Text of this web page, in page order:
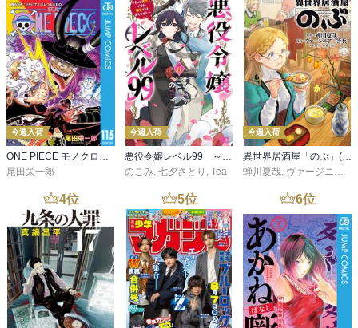
今週入荷
ONE PIECE モノクロ版 115
尾田栄一郎
今週入荷
悪役令嬢レベル99 ～私は裏ボスですが魔王ではありません～ その６
のこみ, 七夕さとり , Tea
今週入荷
異世界居酒屋「のぶ」(22)
蝉川夏哉, ヴァージニア二等兵
4位 5位 6位